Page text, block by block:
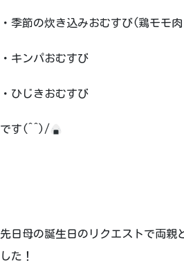
・季節の炊き込みおむすび(鶏モモ
・キンパおむすび
・ひじきおむすび
です(^^)/
先日母の誕生日のリクエストで両親
した！